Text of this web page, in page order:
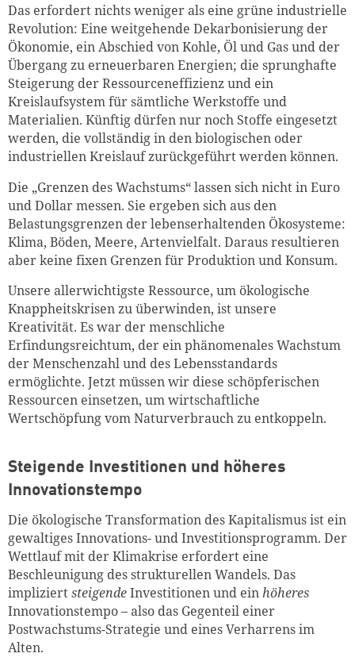
Das erfordert nichts weniger als eine grüne industrielle
Revolution: Eine weitgehende Dekarbonisierung der
Ökonomie, ein Abschied von Kohle, Öl und Gas und der
Übergang zu erneuerbaren Energien; die sprunghafte
Steigerung der Ressourceneffizienz und ein
Kreislaufsystem für sämtliche Werkstoffe und
Materialien. Künftig dürfen nur noch Stoffe eingesetzt
werden, die vollständig in den biologischen oder
industriellen Kreislauf zurückgeführt werden können.
Die „Grenzen des Wachstums“ lassen sich nicht in Euro
und Dollar messen. Sie ergeben sich aus den
Belastungsgrenzen der lebenserhaltenden Ökosysteme:
Klima, Böden, Meere, Artenvielfalt. Daraus resultieren
aber keine fixen Grenzen für Produktion und Konsum.
Unsere allerwichtigste Ressource, um ökologische
Knappheitskrisen zu überwinden, ist unsere
Kreativität. Es war der menschliche
Erfindungsreichtum, der ein phänomenales Wachstum
der Menschenzahl und des Lebensstandards
ermöglichte. Jetzt müssen wir diese schöpferischen
Ressourcen einsetzen, um wirtschaftliche
Wertschöpfung vom Naturverbrauch zu entkoppeln.
Steigende Investitionen und höheres
Innovationstempo
Die ökologische Transformation des Kapitalismus ist ein
gewaltiges Innovations- und Investitionsprogramm. Der
Wettlauf mit der Klimakrise erfordert eine
Beschleunigung des strukturellen Wandels. Das
impliziertsteigendeInvestitionen und einhöheres
Innovationstempo – also das Gegenteil einer
Postwachstums-Strategie und eines Verharrens im
Alten.